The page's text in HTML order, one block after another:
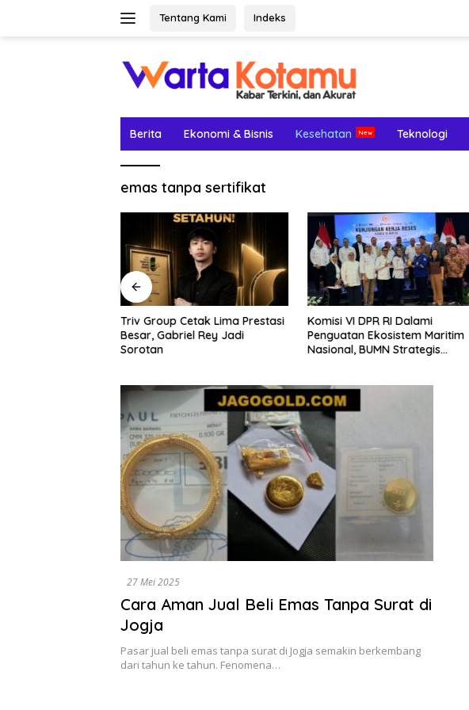
Tentang Kami Indeks
Berita Ekonomi & Bisnis Kesehatan Teknologi
emas tanpa sertifikat
Triv Group Cetak Lima Prestasi
Besar, Gabriel Rey Jadi
Sorotan
Komisi VI DPR RI Dalami
Penguatan Ekosistem Maritim
Nasional, BUMN Strategis
27 Mei 2025
Cara Aman Jual Beli Emas Tanpa Surat di
Jogja
Pasar jual beli emas tanpa surat di Jogja semakin berkembang
dari tahun ke tahun. Fenomena…